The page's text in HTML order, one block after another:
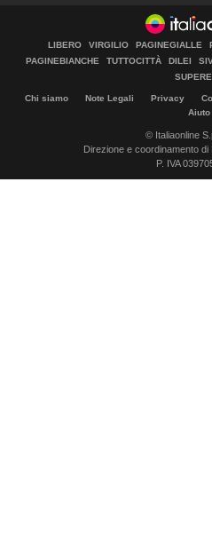
LIBERO VIRGILIO PAGINEGIALLE
PAGINEBIANCHE
TUTTOCITTÀ DILEI
Chi siamo Note Legali Privacy
Aiuto
© Italiaonline
Direzione e coordinamento di
P. IVA